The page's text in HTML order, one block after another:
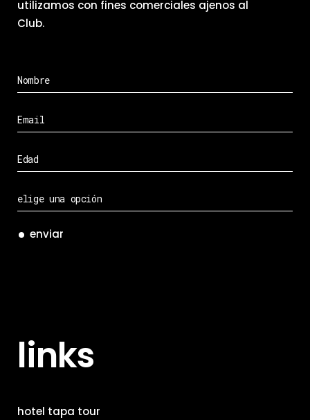
utilizamos con fines comerciales ajenos al
Club.
enviar
links
hotel tapa tour